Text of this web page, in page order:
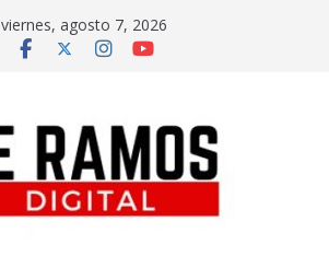
viernes, agosto 7, 2026